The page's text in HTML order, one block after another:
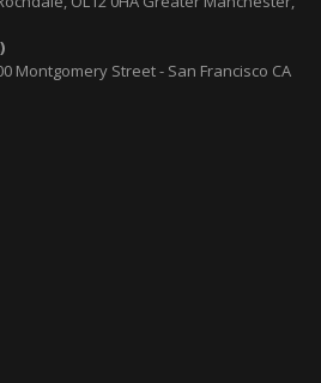
Montgomery Street- San Francisco CA